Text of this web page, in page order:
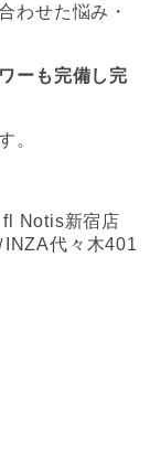
わせた悩み・
ーも完備し完
。
Notis新宿店
代々木401